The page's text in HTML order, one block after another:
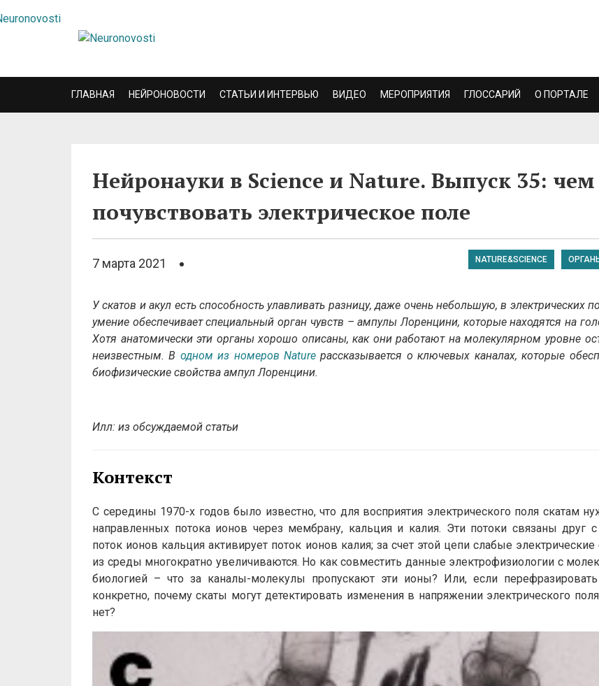
ГЛАВНАЯ НЕЙРОНОВОСТИ СТАТЬИ И ИНТЕРВЬЮ ВИДЕО МЕРОПРИЯТИЯ ГЛОССАРИЙ О ПОРТАЛЕ
Нейронауки в Science и Nature. Выпуск 35: чем
почувствовать электрическое поле
7 марта 2021 NATURE&SCIENCE
У скатов и акул есть способность улавливать разницу, даже очень небольшую, в электрических
умение обеспечивает специальный орган чувств – ампулы Лоренцини, которые находятся на
Хотя анатомически эти органы хорошо описаны, как они работают на молекулярном уровне
неизвестным. В одном из номеровNature рассказывается о ключевых каналах, которые
биофизические свойства ампул Лоренцини.
Илл: из обсуждаемой статьи
Контекст
С середины 1970-х годов было известно, что для восприятия электрического поля скатам
направленных потока ионов через мембрану, кальция и калия. Эти потоки связаны друг
поток ионов кальция активирует поток ионов калия; за счет этой цепи слабые электрические
из среды многократно увеличиваются. Но как совместить данные электрофизиологии с
биологией – что за каналы-молекулы пропускают эти ионы? Или, если
конкретно, почему скаты могут детектировать изменения в напряжении электрического
нет?